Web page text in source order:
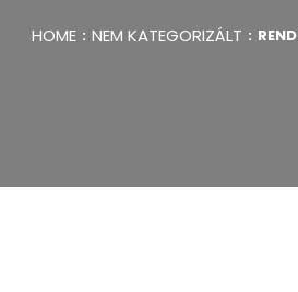
HOME NEM KATEGORIZÁLT